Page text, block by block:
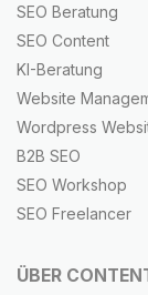
SEO Beratung
SEO Content
KI-Beratung
Website
Wordpress
B2B SEO
SEO Workshop
SEO Freelancer
ÜBER